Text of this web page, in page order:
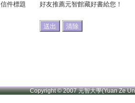
信件標題
好友推薦元智館藏好書給您！
Copyright © 2007 元智大學(Yuan Ze